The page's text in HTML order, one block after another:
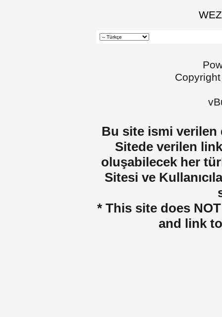
Bu site ismi verilen
Sitede verilen
oluşabilecek her
Sitesi ve
* This site does
and link